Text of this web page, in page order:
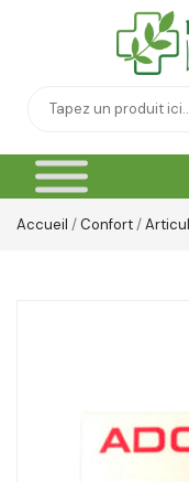
Accueil /Confort/
Vêtement
Yeux &